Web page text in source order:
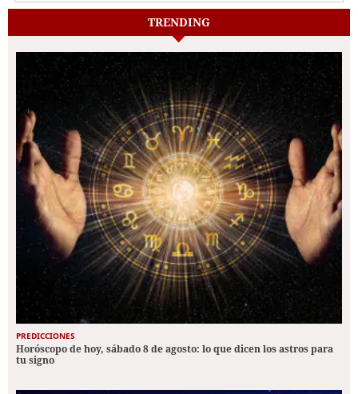
TRENDING
PREDICCIONES
Horóscopo de hoy, sábado 8 de agosto: lo que dicen los astros para
tu signo